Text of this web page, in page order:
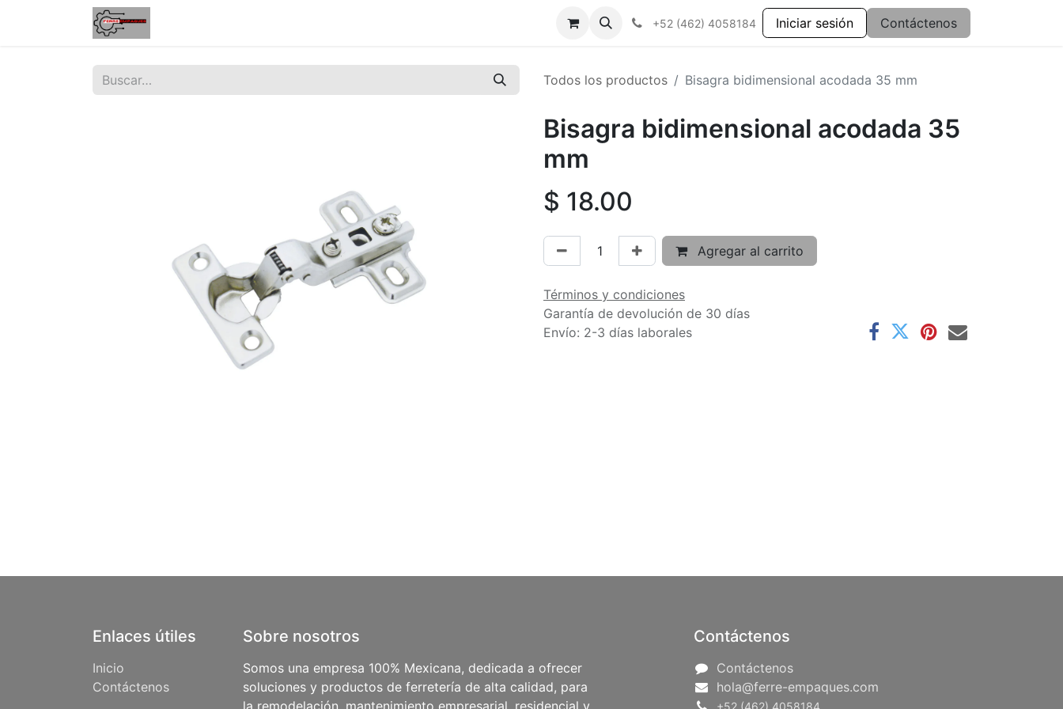
+52 (462) 4058184 Iniciar sesión Contáctenos
Todos los productos Bisagra bidimensional acodada 35 mm
Bisagra bidimensional acodada 35
mm
$ 18.00
Agregar al carrito
Términos y condiciones
Garantía de devolución de 30 días
Envío: 2-3 días laborales
Enlaces útiles
Inicio
Contáctenos
Sobre nosotros
Somos una empresa 100% Mexicana, dedicada a ofrecer
soluciones y productos de ferretería de alta calidad, para
la remodelación, mantenimiento empresarial, residencial y
Contáctenos
Contáctenos
hola@ferre-empaques.com
+52 (462) 4058184